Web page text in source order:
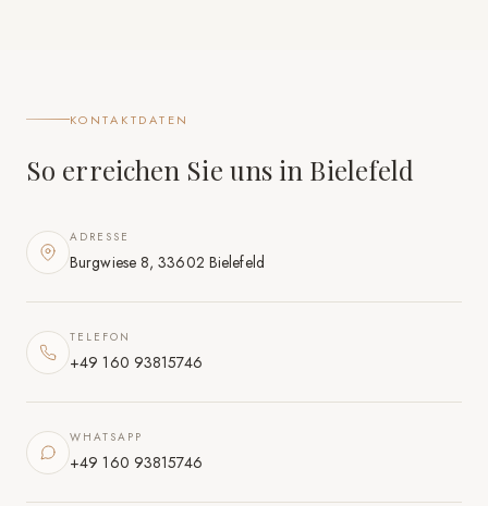
KONTAKTDATEN
So erreichen Sie uns in Bielefeld
ADRESSE
Burgwiese 8, 33602 Bielefeld
TELEFON
+49 160 93815746
WHATSAPP
+49 160 93815746